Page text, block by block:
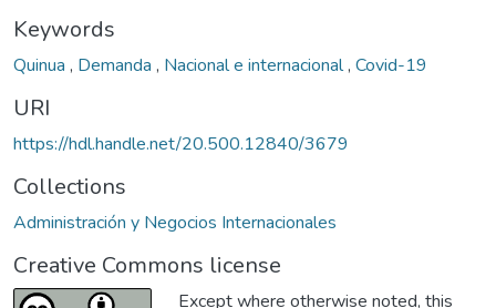
Keywords
Quinua , Demanda , Nacional e internacional, Covid-19
URI
https://hdl.handle.net/20.500.12840/3679
Collections
Administración y Negocios Internacionales
Creative Commons license
Except where otherwise noted, this